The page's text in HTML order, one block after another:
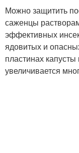
Можно защитить
саженцы
эффективных
ядовитых и
пластинах
увеличивается